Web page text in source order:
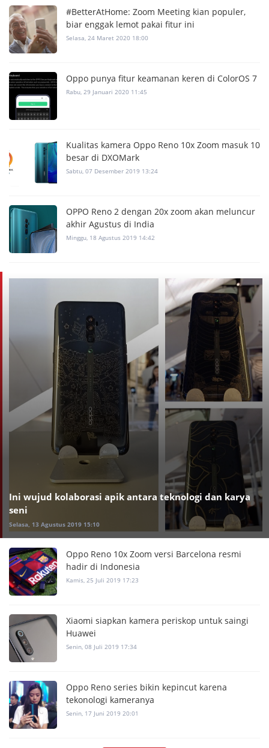
#BetterAtHome: Zoom Meeting kian populer,
biar enggak lemot pakai fitur ini
Selasa, 24 Maret 2020 18:00
Oppo punya fitur keamanan keren di ColorOS 7
Rabu, 29 Januari 2020 11:45
Kualitas kamera Oppo Reno 10x Zoom masuk 10
besar di DXOMark
Sabtu, 07 Desember 2019 13:24
OPPO Reno 2 dengan 20x zoom akan meluncur
akhir Agustus di India
Minggu, 18 Agustus 2019 14:42
Ini wujud kolaborasi apik antara teknologi dan karya
seni
Selasa, 13 Agustus 2019 15:10
Oppo Reno 10x Zoom versi Barcelona resmi
hadir di Indonesia
Kamis, 25 Juli 2019 17:23
Xiaomi siapkan kamera periskop untuk saingi
Huawei
Senin, 08 Juli 2019 17:34
Oppo Reno series bikin kepincut karena
tekonologi kameranya
Senin, 17 Juni 2019 20:01